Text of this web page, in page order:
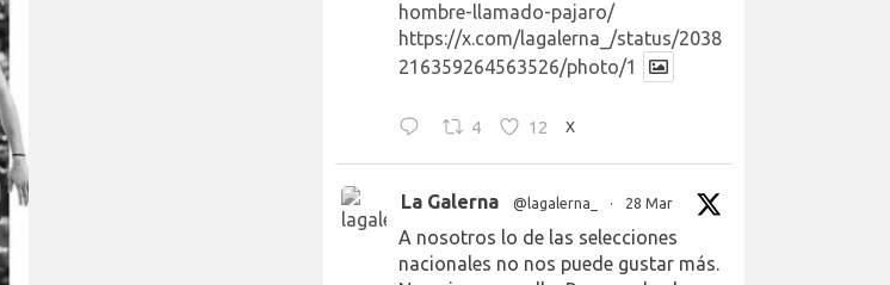
hombre-llamado-pajaro/
https://x.com/lagalerna_/status/2038
216359264563526/photo/1
4 12 X
La Galerna @lagalerna_ · 28 Mar
A nosotros lo de las selecciones
nacionales no nos puede gustar más.